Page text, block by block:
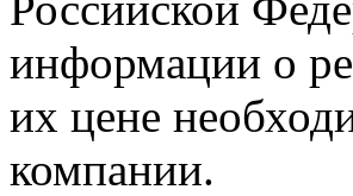
информации о
их цене
компании.